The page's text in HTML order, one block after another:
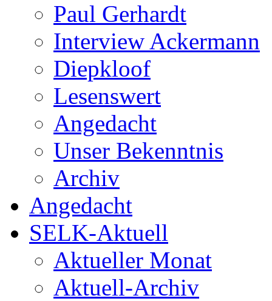
Paul Gerhardt
Interview Ackermann
Diepkloof
Lesenswert
Angedacht
Unser Bekenntnis
Archiv
Angedacht
SELK-Aktuell
Aktueller Monat
Aktuell-Archiv